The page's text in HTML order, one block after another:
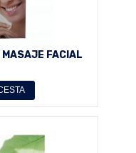
MASAJE FACIAL